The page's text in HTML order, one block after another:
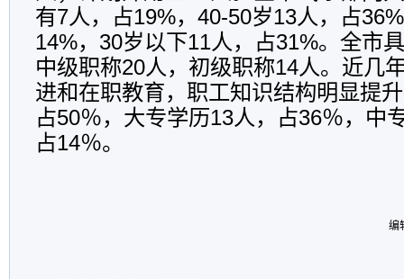
有7人，占19%，40-50岁13人，占
14%，30岁以下11人，占31%。全市
中级职称20人，初级职称14人。近几
进和在职教育，职工知识结构明显提
占50％，大专学历13人，占36％，中
占14％。
编